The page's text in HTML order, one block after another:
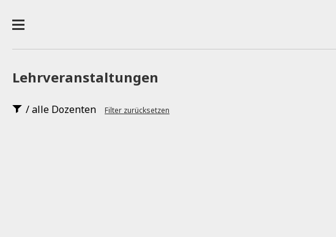
Lehrveranstaltungen
/ alle Dozenten Filter zurücksetzen